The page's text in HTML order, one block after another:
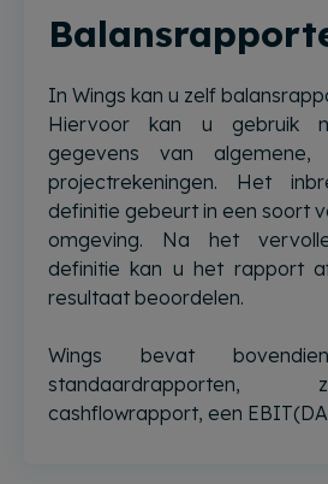
In Wings kan u zelf
Hiervoor kan u gebruik
gegevens van algemene,
projectrekeningen. Het
definitie gebeurt in een soort
omgeving. Na het
definitie kan u het rapport
resultaat beoordelen.
Wings bevat
cashflowrapport, een